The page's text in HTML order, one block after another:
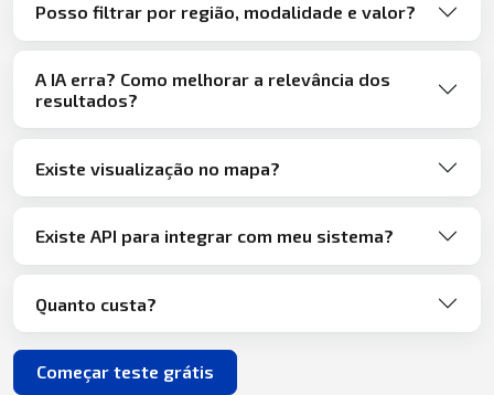
Posso filtrar por região, modalidade e valor?
A IA erra? Como melhorar a relevância dos
resultados?
Existe visualização no mapa?
Existe API para integrar com meu sistema?
Quanto custa?
Começar teste grátis